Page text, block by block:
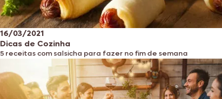
16/03/2021
Dicas de Cozinha
5 receitas com salsicha para fazer no fim de semana